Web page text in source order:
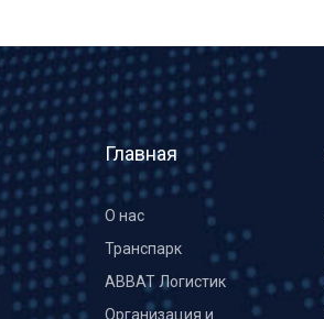
Главная
О нас
Транспарк
ABBAT Логистик
Организация и